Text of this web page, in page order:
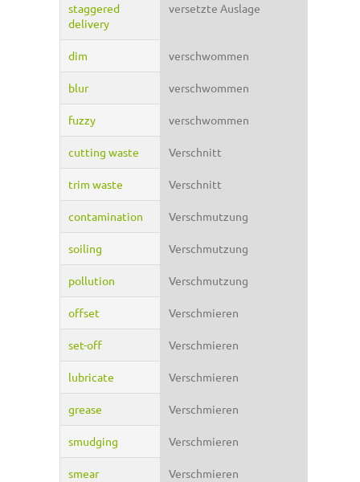
staggered
delivery
versetzte Auslage
dim verschwommen
blur verschwommen
fuzzy verschwommen
cutting waste Verschnitt
trim waste Verschnitt
contamination Verschmutzung
soiling Verschmutzung
pollution Verschmutzung
offset Verschmieren
set-off Verschmieren
lubricate Verschmieren
grease Verschmieren
smudging Verschmieren
smear Verschmieren